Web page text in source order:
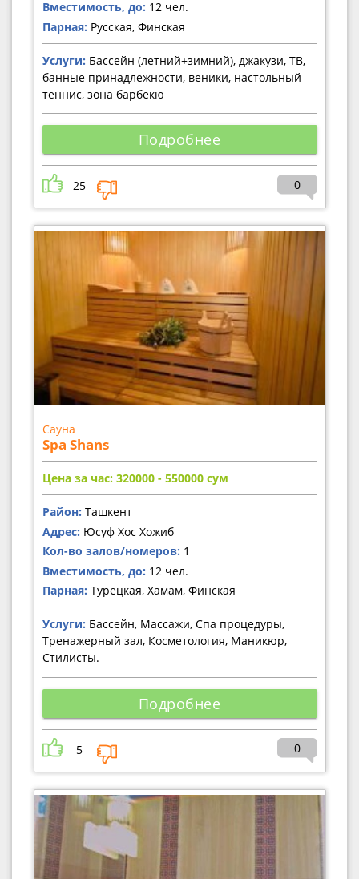
Вместимость, до: 12 чел.
Парная: Русская, Финская
Услуги: Бассейн (летний+зимний), джакузи, ТВ,
банные принадлежности, веники, настольный
теннис, зона барбекю
Подробнее
25 0
Сауна
Spa Shans
Цена за час: 320000 - 550000 сум
Район: Ташкент
Адрес: Юсуф Хос Хожиб
Кол-во залов/номеров: 1
Вместимость, до: 12 чел.
Парная: Турецкая, Хамам, Финская
Услуги: Бассейн, Массажи, Спа процедуры,
Тренажерный зал, Косметология, Маникюр,
Стилисты.
Подробнее
5 0